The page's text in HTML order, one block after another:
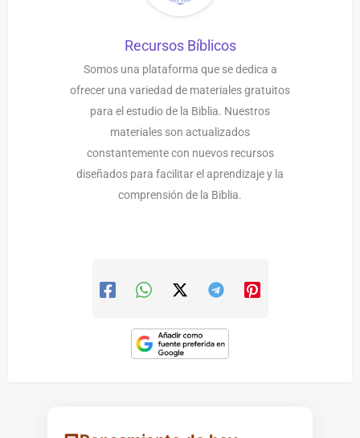
Recursos Bíblicos
Somos una plataforma que se dedica a
ofrecer una variedad de materiales gratuitos
para el estudio de la Biblia. Nuestros
materiales son actualizados
constantemente con nuevos recursos
diseñados para facilitar el aprendizaje y la
comprensión de la Biblia.